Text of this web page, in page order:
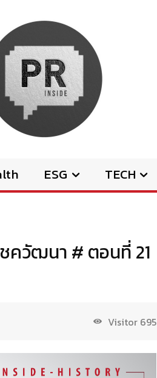
ESG TECH
ควัฒนา # ตอนที่ 21
Visitor 695